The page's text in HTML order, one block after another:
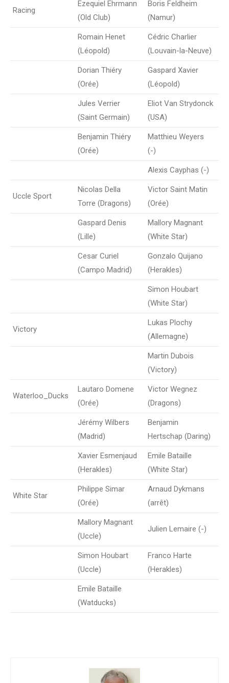
Racing
Ezequiel Ehrmann
(Old Club)
Boris Feldheim
(Namur)
Romain Henet
(Léopold)
Cédric Charlier
(Louvain-la-Neuve)
Dorian Thiéry
(Orée)
Gaspard Xavier
(Léopold)
Jules Verrier
(Saint Germain)
Eliot Van Strydonck
(USA)
Benjamin Thiéry
(Orée)
Matthieu Weyers
(-)
Alexis Cayphas (-)
Uccle Sport
Nicolas Della
Torre (Dragons)
Victor Saint Matin
(Orée)
Gaspard Denis
(Lille)
Mallory Magnant
(White Star)
Cesar Curiel
(Campo Madrid)
Gonzalo Quijano
(Herakles)
Simon Houbart
(White Star)
Victory
Lukas Plochy
(Allemagne)
Martin Dubois
(Victory)
Waterloo_Ducks
Lautaro Domene
(Orée)
Victor Wegnez
(Dragons)
Jérémy Wilbers
(Madrid)
Benjamin
Hertschap (Daring)
Xavier Esmenjaud
(Herakles)
Emile Bataille
(White Star)
White Star
Philippe Simar
(Orée)
Arnaud Dykmans
(arrêt)
Mallory Magnant
(Uccle)
Julien Lemaire (-)
Simon Houbart
(Uccle)
Franco Harte
(Herakles)
Emile Bataille
(Watducks)